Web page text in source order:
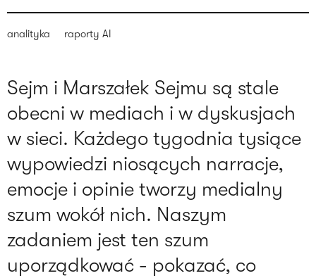
analityka raporty AI
Sejm i Marszałek Sejmu są stale
obecni w mediach i w dyskusjach
w sieci. Każdego tygodnia tysiące
wypowiedzi niosących narracje,
emocje i opinie tworzy medialny
szum wokół nich. Naszym
zadaniem jest ten szum
uporządkować - pokazać, co